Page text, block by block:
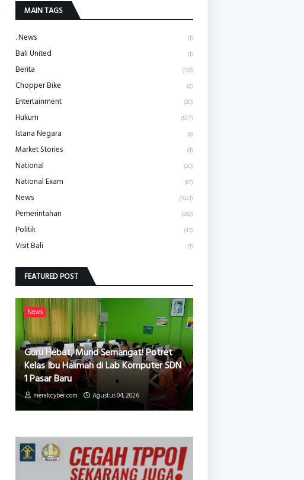
MAIN TAGS
. News (1)
Bali United (1)
Berita (143)
Chopper Bike (2)
Entertainment (20)
Hukum (577)
Istana Negara (8)
Market Stories (4)
National (20)
National Exam (97)
News (1021)
Pemerintahan (280)
Politik (45)
Visit Bali (1)
FEATURED POST
News
Guru Hebat, Murid Semangat! Potret
Kelas Ibu Halimah di Lab Komputer SDN
1 Pasar Baru
merakcyber.com Agustus 04, 2026